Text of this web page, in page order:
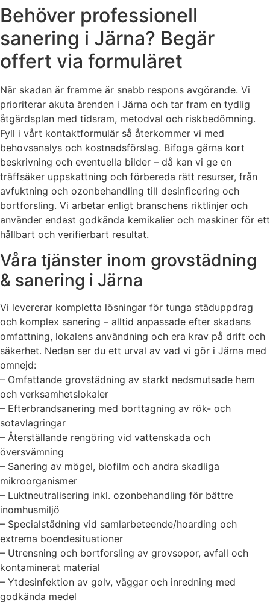
Behöver professionell
sanering i Järna? Begär
offert via formuläret
När skadan är framme är snabb respons avgörande. Vi
prioriterar akuta ärenden i Järna och tar fram en tydlig
åtgärdsplan med tidsram, metodval och riskbedömning.
Fyll i vårt kontaktformulär så återkommer vi med
behovsanalys och kostnadsförslag. Bifoga gärna kort
beskrivning och eventuella bilder – då kan vi ge en
träffsäker uppskattning och förbereda rätt resurser, från
avfuktning och ozonbehandling till desinficering och
bortforsling. Vi arbetar enligt branschens riktlinjer och
använder endast godkända kemikalier och maskiner för ett
hållbart och verifierbart resultat.
Våra tjänster inom grovstädning
& sanering i Järna
Vi levererar kompletta lösningar för tunga städuppdrag
och komplex sanering – alltid anpassade efter skadans
omfattning, lokalens användning och era krav på drift och
säkerhet. Nedan ser du ett urval av vad vi gör i Järna med
omnejd:
– Omfattande grovstädning av starkt nedsmutsade hem
och verksamhetslokaler
– Efterbrandsanering med borttagning av rök- och
sotavlagringar
– Återställande rengöring vid vattenskada och
översvämning
– Sanering av mögel, biofilm och andra skadliga
mikroorganismer
– Luktneutralisering inkl. ozonbehandling för bättre
inomhusmiljö
– Specialstädning vid samlarbeteende/hoarding och
extrema boendesituationer
– Utrensning och bortforsling av grovsopor, avfall och
kontaminerat material
– Ytdesinfektion av golv, väggar och inredning med
godkända medel